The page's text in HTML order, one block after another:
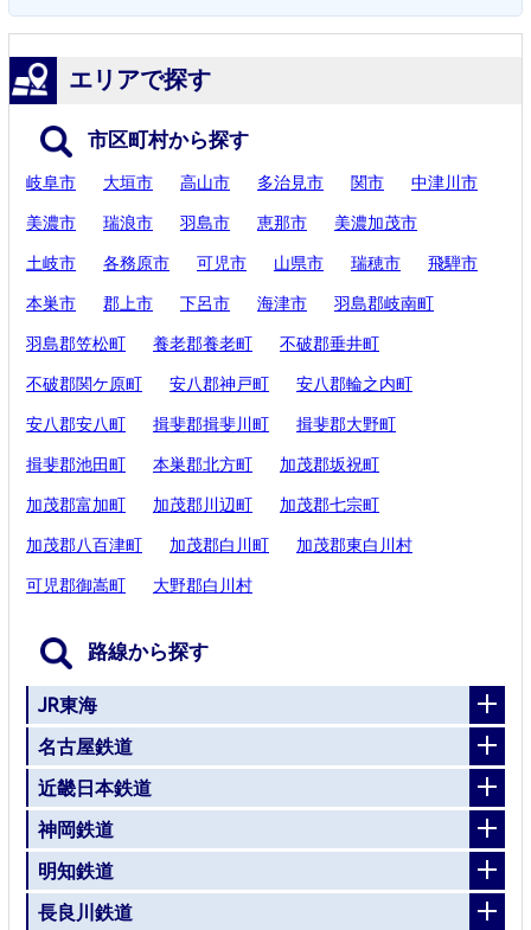
エリアで探す
市区町村から探す
岐阜市 大垣市 高山市 多治見市 関市 中津川市
美濃市 瑞浪市 羽島市 恵那市 美濃加茂市
土岐市 各務原市 可児市 山県市 瑞穂市 飛騨市
本巣市 郡上市 下呂市 海津市 羽島郡岐南町
羽島郡笠松町 養老郡養老町 不破郡垂井町
不破郡関ケ原町 安八郡神戸町 安八郡輪之内町
安八郡安八町 揖斐郡揖斐川町 揖斐郡大野町
揖斐郡池田町 本巣郡北方町 加茂郡坂祝町
加茂郡富加町 加茂郡川辺町 加茂郡七宗町
加茂郡八百津町 加茂郡白川町 加茂郡東白川村
可児郡御嵩町 大野郡白川村
路線から探す
JR東海
名古屋鉄道
近畿日本鉄道
神岡鉄道
明知鉄道
長良川鉄道